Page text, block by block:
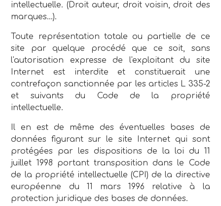
intellectuelle. (Droit auteur, droit voisin, droit des
marques…).
Toute représentation totale ou partielle de ce
site par quelque procédé que ce soit, sans
l'autorisation expresse de l'exploitant du site
Internet est interdite et constituerait une
contrefaçon sanctionnée par les articles L 335-2
et suivants du Code de la propriété
intellectuelle.
Il en est de même des éventuelles bases de
données figurant sur le site Internet qui sont
protégées par les dispositions de la loi du 11
juillet 1998 portant transposition dans le Code
de la propriété intellectuelle (CPI) de la directive
européenne du 11 mars 1996 relative à la
protection juridique des bases de données.